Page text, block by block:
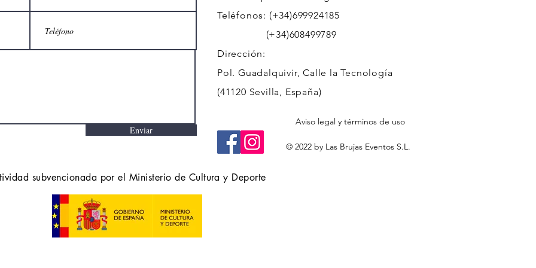
Enviar
Teléfonos: (+34)699924185
(+34)608499789
Dirección:
Pol. Guadalquivir, Calle la Tecnología
(41120 Sevilla, España)
Aviso legal y términos de uso
© 2022 by Las Brujas Eventos S.L.
subvencionada por el Ministerio de Cultura y Deporte